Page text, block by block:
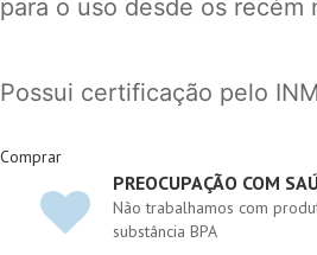
para o uso desde os recém
Possui certificação pelo
Comprar
PREOCUPAÇÃO COM
Não trabalhamos com
substância BPA